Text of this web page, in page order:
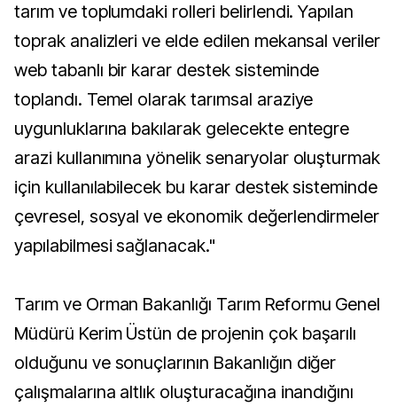
tarım ve toplumdaki rolleri belirlendi. Yapılan
toprak analizleri ve elde edilen mekansal veriler
web tabanlı bir karar destek sisteminde
toplandı. Temel olarak tarımsal araziye
uygunluklarına bakılarak gelecekte entegre
arazi kullanımına yönelik senaryolar oluşturmak
için kullanılabilecek bu karar destek sisteminde
çevresel, sosyal ve ekonomik değerlendirmeler
yapılabilmesi sağlanacak."
Tarım ve Orman Bakanlığı Tarım Reformu Genel
Müdürü Kerim Üstün de projenin çok başarılı
olduğunu ve sonuçlarının Bakanlığın diğer
çalışmalarına altlık oluşturacağına inandığını